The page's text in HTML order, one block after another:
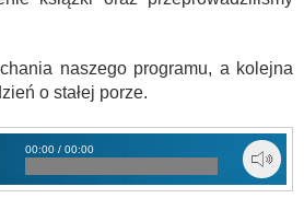
naszego programu, a kolejna
o stałej porze.
00:00 / 00:00